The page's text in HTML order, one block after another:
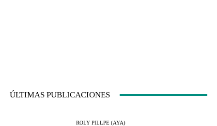
ÚLTIMAS PUBLICACIONES
ROLY PILLPE (AYA)